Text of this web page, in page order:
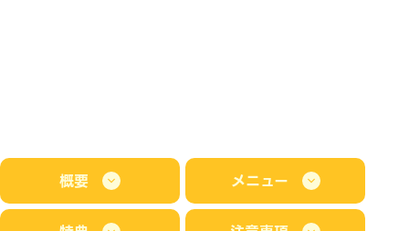
概要 メニュー